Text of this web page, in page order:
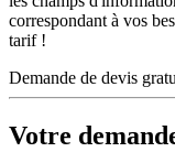
correspondant à vos
tarif !
Demande de devis
Votre